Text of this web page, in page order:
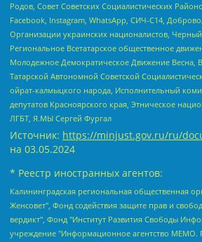
Родов, Совет Советских Социалистических
Facebook, Instagram, WhatsApp, СИЧ-С14,
Организации украинских националистов, Черный
Региональное Всетатарское общественное
Молодежное Демократическое Движение Весна,
Татарской Автономной Советской
ойрат-калмыцкого народа, Исполнительный
депутатов Красноярского края, Этническое
ЛГБТ, Я.МЫ Сергей Фургал
Источник: https://minjust.gov.ru/ru/
на 03.05.2024
* Реестр иностранных агентов:
Калининградская региональная общественная организация "Экозащита!-Женсовет", Фонд содействия защите прав и свобод граждан "Общественный вердикт", Фонд "Институт Развития Свободы Информации", Частное учреждение "Информационное агентство МЕМО. РУ", Региональная общественная организация "Общественная комиссия по сохранению наследия академика Сахарова", Фонд поддержки свободы прессы, Санкт-Петербургская общественная правозащитная организация "Гражданский контроль", Межрегиональная общественная организация "Информационно-просветительский центр "Мемориал", Региональный Фонд "Центр Защиты Прав Средств Массовой Информации", с 05.12.2023 Фонд "Центр Защиты Прав Средств массовой информации", Региональная общественная благотворительная организация помощи беженцам и мигрантам "Гражданское содействие", Негосударственное образовательное учреждение дополнительного профессионального образования (повышение квалификации) специалистов "АКАДЕМИЯ ПО ПРАВАМ ЧЕЛОВЕКА", Свердловская региональная общественная организация "Сутяжник", Автономная некоммерческая организация "Центр независимых социологических исследований", Союз общественных объединений "Российский исследовательский центр по правам человека", Региональное общественное учреждение научно-информационный центр "МЕМОРИАЛ", Некоммерческая организация "Фонд защиты гласности", Автономная некоммерческая организация "Институт прав человека", Городская общественная организация "Екатеринбургское общество "МЕМОРИАЛ", Городская общественная организация "Рязанское историко-просветительское и правозащитное общество "Мемориал" (Рязанский Мемориал), Челябинский региональный орган общественной самодеятельности – женское общественное объединение "Женщины Евразии", Челябинский региональный орган общественной самодеятельности "Уральская правозащитная группа", Фонд содействия защите здоровья и социальной справедливости имени Андрея Рылькова, Автономная Некоммерческая Организация "Аналитический Центр Юрия Левады", Автономная некоммерческая организация социальной поддержки населения "Проект Апрель", Региональная общественная организация помощи женщинам и детям, находящимся в кризисной ситуации "Информационно-методический центр "Анна", Фонд содействия развитию массовых коммуникаций и правовому просвещению "Так-так-Так", Фонд содействия устойчивому развитию "Серебряная тайга", Свердловский региональный общественный фонд социальных проектов "Новое время", "Idel.Реалии", Кавказ.Реалии, Крым.Реалии, Телеканал Настоящее Время, Татаро-башкирская служба Радио Свобода (Azatliq Radiosi), Радио Свободная Европа/Радио Свобода (PCE/PC), "Сибирь.Реалии", "Фактограф", Благотворительный фонд помощи осужденным и их семьям, Автономная некоммерческая организация "Институт глобализации и социальных движений", Фонд "В защиту прав заключенных", Частное учреждение "Центр поддержки и содействия развитию средств массовой информации", Пензенский региональный общественный благотворительный фонд "Гражданский союз", "Север.Реалии", Некоммерческая организация Фонд "Правовая инициатива", Общество с ограниченной ответственностью "Радио Свободная Европа/Радио Свобода", Чешское информационное агентство "MEDIUM-ORIENT", Красноярская региональная общественная организация "Мы против СПИДа", Камалягин Денис Николаевич, Маркелов Сергей Евгеньевич, Пономарев Лев Александрович, Савицкая Людмила Алексеевна, Автономная некоммерческая организация "Центр по работе с проблемой насилия "НАСИЛИЮ.НЕТ", Межрегиональный профессиональный союз работников здравоохранения "Альянс врачей", Юридическое лицо, зарегистрированное в Латвийской Республике, SIA "Medusa Project" (регистрационный номер 40103797863, дата регистрации 10.06.2014), Некоммерческая организация "Фонд по борьбе с коррупцией", Автономная некоммерческая организация "Институт права и публичной политики", Баданин Роман Сергеевич, Гликин Максим Александрович, Железнова Мария Михайловна, Лукьянова Юлия Сергеевна, Маетная Елизавета Витальевна, Маняхин Петр Борисович, Чуракова Ольга Владимировна, Ярош Юлия Петровна, Юридическое лицо "The Insider SIA", зарегистрированное в Риге, Латвийская Республика (дата регистрации 26.06.2015), являющееся администратором доменного имени интернет-издания "The Insider SIA", https://theins.ru, Постернак Алексей Евгеньевич, Рубин Михаил Аркадьевич, Анин Роман Александрович, Юридическое лицо Istories fonds, зарегистрированное в Латвийской Республике (регистрационный номер 50008295751, дата регистрации 24.02.2020), Великовский Дмитрий Александрович, Долинина Ирина Николаевна, Мароховская Алеся Алексеевна, Шлейнов Роман Юрьевич, Шмагун Олеся Валентиновна, Общество с ограниченной ответственностью "Альтаир 2021", Общество с ограниченной ответственностью "Вега 2021", Общество с ограниченной ответственностью "Главный редактор 2021", Общество с ограниченной ответственностью "Ромашки монолит", Важенков Артем Валерьевич, Ивановская областная общественная организация "Центр гендерных исследований", Гурман Юрий Альбертович, Медиапроект "ОВД-Инфо", Егоров Владимир Владимирович, Жилинский Владимир Александрович, Общество с ограниченной ответственностью "ЗП", Иванова София Юрьевна, Карезина Инна Павловна, Кильтау Екатерина Викторовна, Петров Алексей Викторович, Пискунов Сергей Евгеньевич, Смирнов Сергей Сергеевич, Тихонов Михаил Сергеевич, Общество с ограниченной ответственностью "ЖУРНАЛИСТ-ИНОСТРАННЫЙ АГЕНТ", Арапова Галина Юрьевна, Вольтская Татьяна Анатольевна, Американская компания "Mason G.E.S. Anonymous Foundation" (США), являющаяся владельцем интернет-издания https://mnews.world/, Компания "Stichting Bellingcat", зарегистрированная в Нидерландах (дата регистрации 11.07.2018), Захаров Андрей Вячеславович, Клепиковская Екатерина Дмитриевна, Общество с ограниченной ответственностью "МЕМО", Перл Роман Александрович, Симонов Евгений Алексеевич, Соловьева Елена Анатольевна, Сотников Даниил Владимирович, Сурначева Елизавета Дмитриевна, Автономная некоммерческая организация по защите прав человека и информированию населения "Якутия – Наше Мнение", Общество с ограниченной ответственностью "Москоу диджитал медиа", с 26.01.2023 Общество с ограниченной ответственностью "Чайка Белые сады", Ветошкина Валерия Валерьевна, Заговора Максим Александрович, Межрегиональное общественное движение "Российская ЛГБТ - сеть", Оленичев Максим Владимирович, Павлов Иван Юрьевич, Скворцова Елена Сергеевна, Общество с ограниченной ответственностью "Как бы инагент", Кочетков Игорь Викторович, Общество с ограниченной ответственностью "Честные выборы", Еланчик Олег Александрович, Общество с ограниченной ответственностью "Нобелевский призыв", Гималова Регина Эмилевна, Григорьев Андрей Валерьевич, Григорьева Алина Александровна, Ассоциация по содействию защите прав призывников,